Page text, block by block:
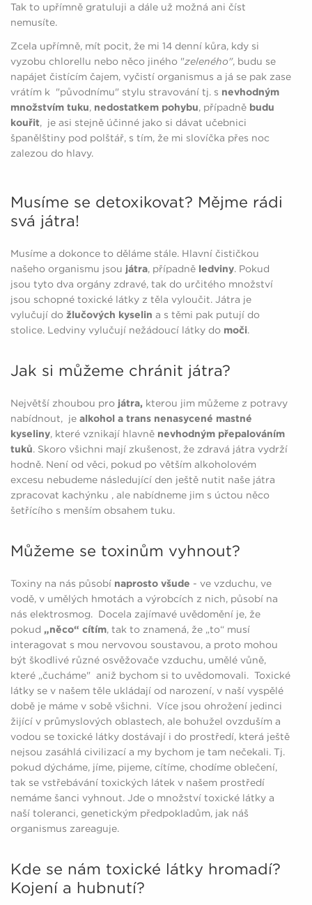
Tak to upřímně gratuluji a dále už možná ani číst
nemusíte.
Zcela upřímně, mít pocit, že mi 14 denní kůra, kdy si
vyzobu chlorellu nebo něco jiného "zeleného", budu se
napájet čistícím čajem, vyčistí organismus a já se pak zase
vrátím k "původnímu" stylu stravování tj. s nevhodným
množstvím tuku, nedostatkem pohybu, případně budu
kouřit, je asi stejně účinné jako si dávat učebnici
španělštiny pod polštář, s tím, že mi slovíčka přes noc
zalezou do hlavy.
Musíme se detoxikovat? Mějme rádi
svá játra!
Musíme a dokonce to děláme stále. Hlavní čističkou
našeho organismu jsou játra, případně ledviny. Pokud
jsou tyto dva orgány zdravé, tak do určitého množství
jsou schopné toxické látky z těla vyloučit. Játra je
vylučují do žlučových kyselin a s těmi pak putují do
stolice. Ledviny vylučují nežádoucí látky do moči.
Jak si můžeme chránit játra?
Největší zhoubou pro játra, kterou jim můžeme z potravy
nabídnout, je alkohol a trans nenasycené mastné
kyseliny, které vznikají hlavně nevhodným přepalováním
tuků. Skoro všichni mají zkušenost, že zdravá játra vydrží
hodně. Není od věci, pokud po větším alkoholovém
excesu nebudeme následující den ještě nutit naše játra
zpracovat kachýnku , ale nabídneme jim s úctou něco
šetřícího s menším obsahem tuku.
Můžeme se toxinům vyhnout?
Toxiny na nás působí naprosto všude - ve vzduchu, ve
vodě, v umělých hmotách a výrobcích z nich, působí na
nás elektrosmog. Docela zajímavé uvědomění je, že
pokud „něco“ cítím, tak to znamená, že „to“ musí
interagovat s mou nervovou soustavou, a proto mohou
být škodlivé různé osvěžovače vzduchu, umělé vůně,
které „čucháme" aniž bychom si to uvědomovali. Toxické
látky se v našem těle ukládají od narození, v naší vyspělé
době je máme v sobě všichni. Více jsou ohrožení jedinci
žijící v průmyslových oblastech, ale bohužel ovzduším a
vodou se toxické látky dostávají i do prostředí, která ještě
nejsou zasáhlá civilizací a my bychom je tam nečekali. Tj.
pokud dýcháme, jíme, pijeme, cítíme, chodíme oblečení,
tak se vstřebávání toxických látek v našem prostředí
nemáme šanci vyhnout. Jde o množství toxické látky a
naší toleranci, genetickým předpokladům, jak náš
organismus zareaguje.
Kde se nám toxické látky hromadí?
Kojení a hubnutí?